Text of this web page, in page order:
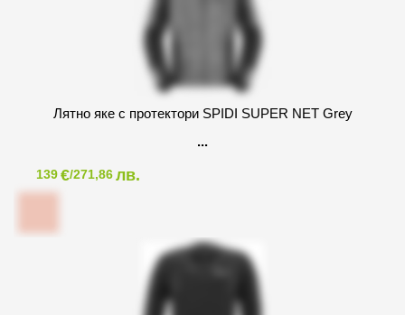
Лятно яке с протектори SPIDI SUPER NET Grey
139€/271,86лв.